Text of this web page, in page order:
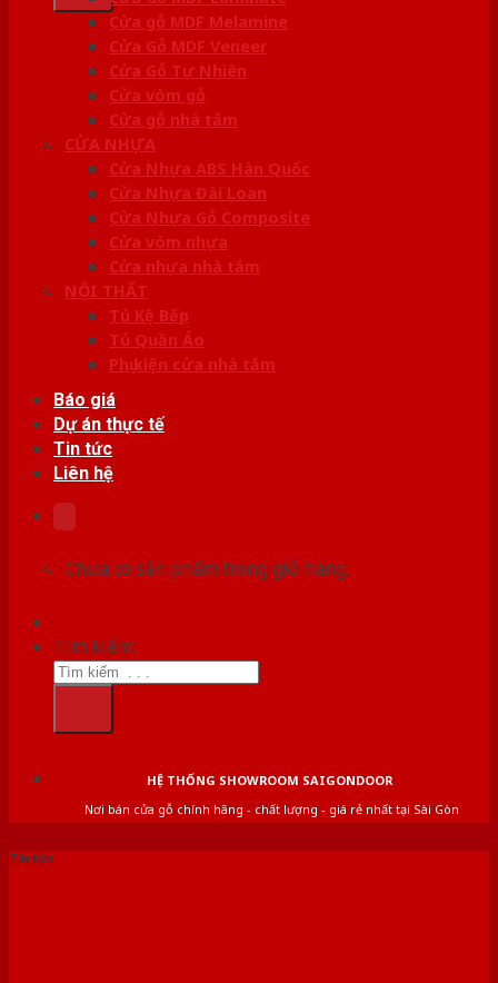
Cửa gỗ MDF Melamine
Cửa Gỗ MDF Veneer
Cửa Gỗ Tự Nhiên
Cửa vòm gỗ
Cửa gỗ nhà tắm
CỬA NHỰA
Cửa Nhựa ABS Hàn Quốc
Cửa Nhựa Đài Loan
Cửa Nhựa Gỗ Composite
Cửa vòm nhựa
Cửa nhựa nhà tắm
NỘI THẤT
Tủ Kệ Bếp
Tủ Quần Áo
Phụ kiện cửa nhà tắm
Báo giá
Dự án thực tế
Tin tức
Liên hệ
Chưa có sản phẩm trong giỏ hàng.
Tìm kiếm:
HỆ THỐNG SHOWROOM SAIGONDOOR
Nơi bán cửa gỗ chính hãng - chất lượng - giá rẻ nhất tại Sài Gòn
Tin tức